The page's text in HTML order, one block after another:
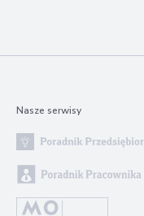
Nasze serwisy